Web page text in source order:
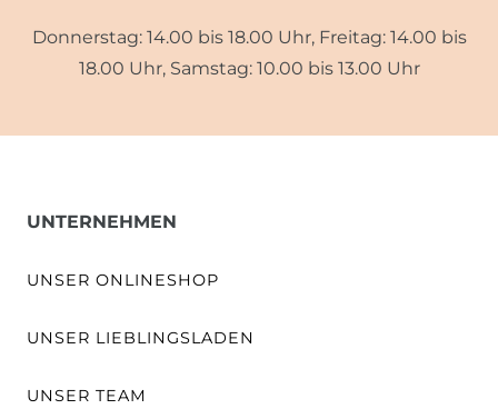
Donnerstag: 14.00 bis 18.00 Uhr, Freitag: 14.00 bis
18.00 Uhr, Samstag: 10.00 bis 13.00 Uhr
UNTERNEHMEN
UNSER ONLINESHOP
UNSER LIEBLINGSLADEN
UNSER TEAM